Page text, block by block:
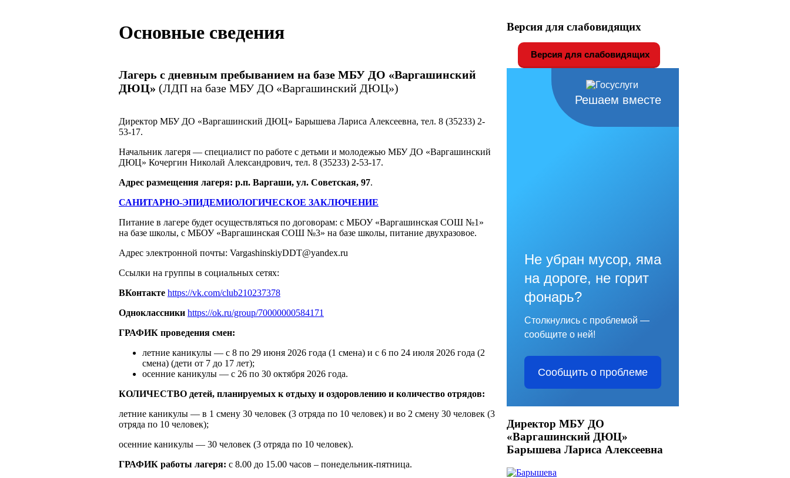
Основные сведения
Лагерь с дневным пребыванием на базе МБУ ДО «Варгашинский
ДЮЦ» (ЛДП на базе МБУ ДО «Варгашинский ДЮЦ»)
Директор МБУ ДО «Варгашинский ДЮЦ» Барышева Лариса Алексеевна, тел. 8 (35233) 2-
53-17.
Начальник лагеря — специалист по работе с детьми и молодежью МБУ ДО «Варгашинский
ДЮЦ» Кочергин Николай Александрович, тел. 8 (35233) 2-53-17.
Адрес размещения лагеря: р.п. Варгаши, ул. Советская, 97.
САНИТАРНО-ЭПИДЕМИОЛОГИЧЕСКОЕ ЗАКЛЮЧЕНИЕ
Питание в лагере будет осуществляться по договорам: с МБОУ «Варгашинская СОШ №1»
на базе школы, с МБОУ «Варгашинская СОШ №3» на базе школы, питание двухразовое.
Адрес электронной почты: VargashinskiyDDT@yandex.ru
Ссылки на группы в социальных сетях:
ВКонтакте https://vk.com/club210237378
Одноклассники https://ok.ru/group/70000000584171
ГРАФИК проведения смен:
летние каникулы — с 8 по 29 июня 2026 года (1 смена) и с 6 по 24 июля 2026 года (2
смена) (дети от 7 до 17 лет);
осенние каникулы — с 26 по 30 октября 2026 года.
КОЛИЧЕСТВО детей, планируемых к отдыху и оздоровлению и количество отрядов:
летние каникулы — в 1 смену 30 человек (3 отряда по 10 человек) и во 2 смену 30 человек (3
отряда по 10 человек);
осенние каникулы — 30 человек (3 отряда по 10 человек).
ГРАФИК работы лагеря: с 8.00 до 15.00 часов – понедельник-пятница.
Версия для слабовидящих
Версия для слабовидящих
Решаем вместе
Не убран мусор, яма
на дороге, не горит
фонарь?
Столкнулись с проблемой —
сообщите о ней!
Сообщить о проблеме
Директор МБУ ДО
«Варгашинский ДЮЦ»
Барышева Лариса Алексеевна